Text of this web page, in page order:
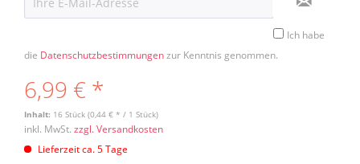
Ich habe
die Datenschutzbestimmungenzur Kenntnis genommen.
6,99 € *
Inhalt: 16 Stück (0,44 € * / 1 Stück)
inkl. MwSt. zzgl. Versandkosten
Lieferzeit ca. 5 Tage